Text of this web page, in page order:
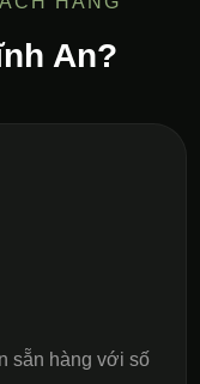
An?
sẵn hàng với số